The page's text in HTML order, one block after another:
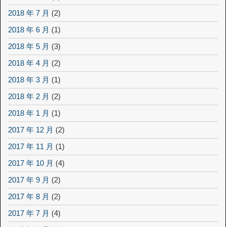
2018 年 7 月 (2)
2018 年 6 月 (1)
2018 年 5 月 (3)
2018 年 4 月 (2)
2018 年 3 月 (1)
2018 年 2 月 (2)
2018 年 1 月 (1)
2017 年 12 月 (2)
2017 年 11 月 (1)
2017 年 10 月 (4)
2017 年 9 月 (2)
2017 年 8 月 (2)
2017 年 7 月 (4)